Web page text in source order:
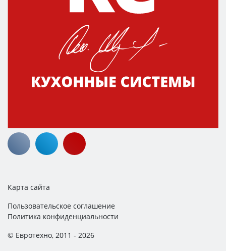
Карта сайта
Пользовательское соглашение
Политика конфиденциальности
© Евротехно, 2011 - 2026